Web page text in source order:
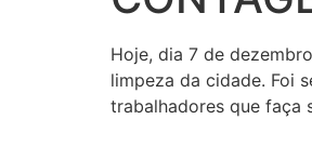
Hoje, dia 7 de
limpeza da cidade. Foi
trabalhadores que faça